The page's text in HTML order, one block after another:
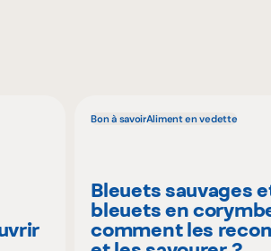
Bon à savoirAliment en vedette
Bleuets sauvages
bleuets en
comment les